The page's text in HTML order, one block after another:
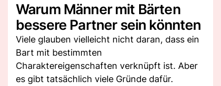
Warum Männer mit Bärten
bessere Partner sein könnten
Viele glauben vielleicht nicht daran, dass ein
Bart mit bestimmten
Charaktereigenschaften verknüpft ist. Aber
es gibt tatsächlich viele Gründe dafür.